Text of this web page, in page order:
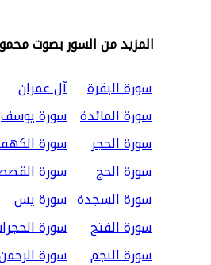
المزيد من السور بصوت
سورة البقرة
آل عمران
سورة المائدة سورة يوسف
سورة الحجر
سورة
سورة الحج
سورة
سورة السجدة سورة يس
سورة الفتح
سورة
سورة النجم
سورة